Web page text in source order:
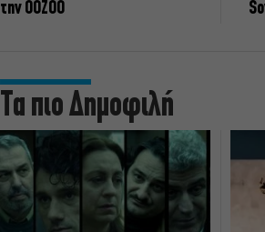
την OOZOO
Τα πιο Δημοφιλή